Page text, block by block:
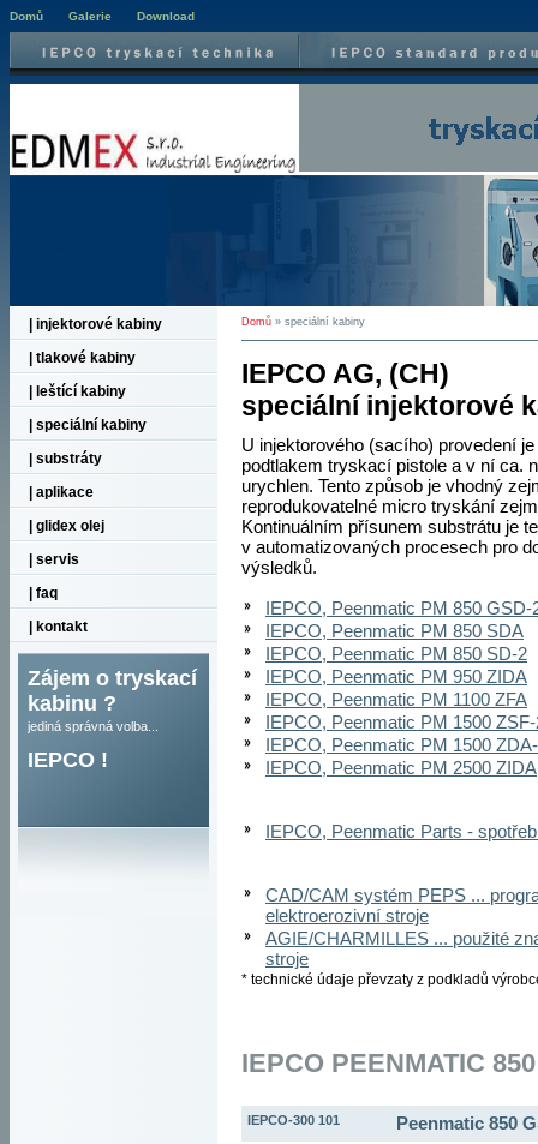
Domů Galerie Download
| injektorové kabiny
| tlakové kabiny
| leštící kabiny
| speciální kabiny
| substráty
| aplikace
| glidex olej
| servis
| faq
| kontakt
Zájem o tryskací
kabinu ?
jediná správná volba...
IEPCO !
Domů » speciální kabiny
IEPCO AG, (CH)
speciální injektorové
U injektorového (sacího) provedení
podtlakem tryskací pistole a v ní ca.
urychlen. Tento způsob je vhodný
reprodukovatelné micro tryskání
Kontinuálním přísunem substrátu je
v automatizovaných procesech pro
výsledků.
IEPCO, Peenmatic PM 850 GSD-
IEPCO, Peenmatic PM 850 SDA
IEPCO, Peenmatic PM 850 SD-2
IEPCO, Peenmatic PM 950 ZIDA
IEPCO, Peenmatic PM 1100 ZFA
IEPCO, Peenmatic PM 1500
IEPCO, Peenmatic PM 1500
IEPCO, Peenmatic PM 2500 ZIDA
IEPCO, Peenmatic Parts -
CAD/CAM systém PEPS ...
elektroerozivní stroje
AGIE/CHARMILLES ... použité
stroje
* technické údaje převzaty z podkladů
IEPCO PEENMATIC
IEPCO-300 101 Peenmatic 850